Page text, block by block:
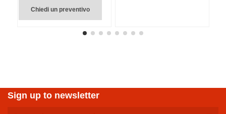
Chiedi un preventivo
Sign up to newsletter